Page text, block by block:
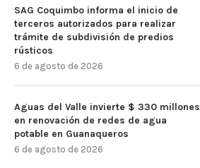
SAG Coquimbo informa el inicio de
terceros autorizados para realizar
trámite de subdivisión de predios
rústicos
6 de agosto de 2026
Aguas del Valle invierte $ 330 millones
en renovación de redes de agua
potable en Guanaqueros
6 de agosto de 2026